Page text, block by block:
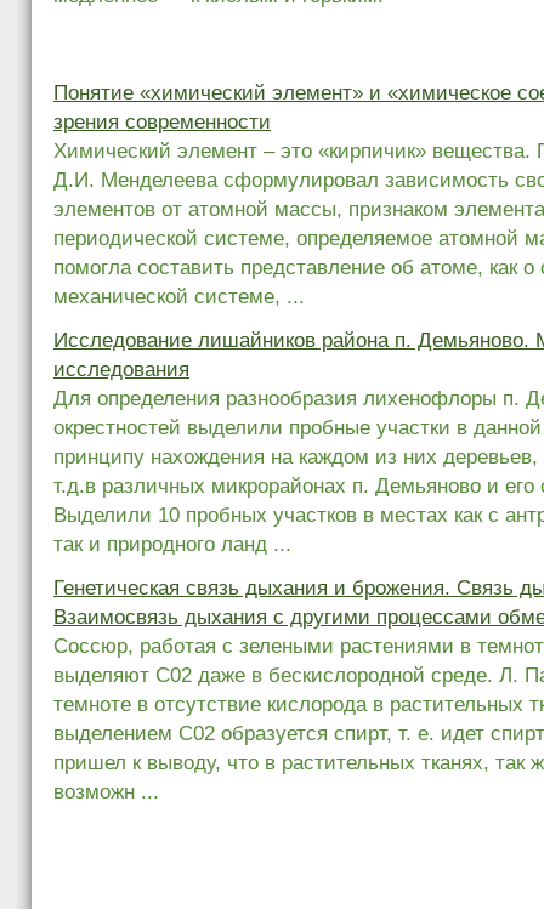
Понятие «химический элемент» и «химическое
зрения современности
Химический элемент – это «кирпичик» вещества.
Д.И. Менделеева сформулировал зависимость
элементов от атомной массы, признаком
периодической системе, определяемое атомной
помогла составить представление об атоме, как о
механической системе, ...
Исследование лишайников района п. Демьяново.
исследования
Для определения разнообразия лихенофлоры п.
окрестностей выделили пробные участки в
принципу нахождения на каждом из них деревьев,
т.д.в различных микрорайонах п. Демьяново и его
Выделили 10 пробных участков в местах как с
так и природного ланд ...
Генетическая связь дыхания и брожения. Связь
Взаимосвязь дыхания с другими процессами
Соссюр, работая с зелеными растениями в
выделяют С02 даже в бескислородной среде. Л.
темноте в отсутствие кислорода в растительных
выделением С02 образуется спирт, т. е. идет
пришел к выводу, что в растительных тканях, так
возможн ...